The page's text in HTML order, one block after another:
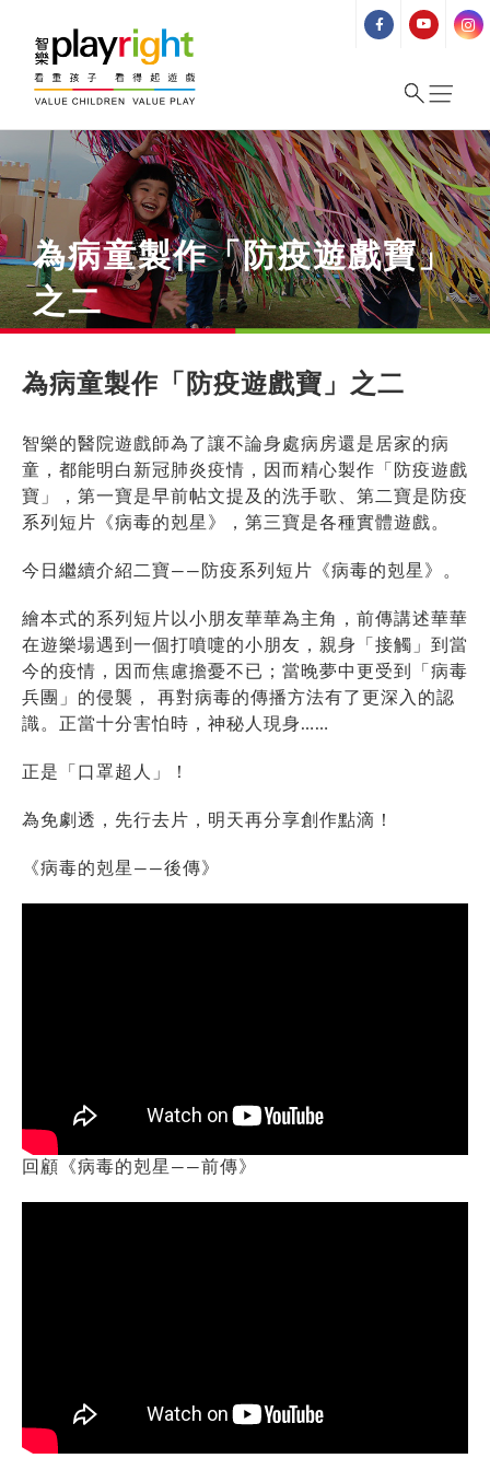
content
為病童製作「防疫遊戲寶」
之二
為病童製作「防疫遊戲寶」之二
智樂的醫院遊戲師為了讓不論身處病房還是居家的病
童，都能明白新冠肺炎疫情，因而精心製作「防疫遊戲
寶」，第一寶是早前帖文提及的洗手歌、第二寶是防疫
系列短片《病毒的剋星》，第三寶是各種實體遊戲。
今日繼續介紹二寶——防疫系列短片《病毒的剋星》。
繪本式的系列短片以小朋友華華為主角，前傳講述華華
在遊樂場遇到一個打噴嚏的小朋友，親身「接觸」到當
今的疫情，因而焦慮擔憂不已；當晚夢中更受到「病毒
兵團」的侵襲， 再對病毒的傳播方法有了更深入的認
識。正當十分害怕時，神秘人現身……
正是「口罩超人」！
為免劇透，先行去片，明天再分享創作點滴！
《病毒的剋星——後傳》
回顧《病毒的剋星——前傳》